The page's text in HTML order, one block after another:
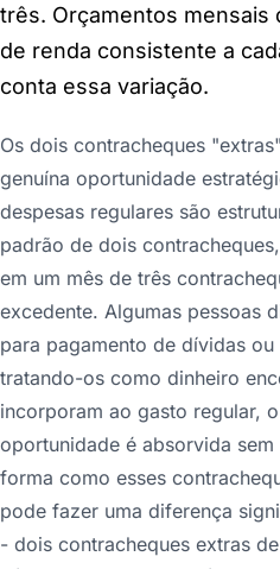
três. Orçamentos mensais
de renda consistente a
conta essa variação.
Os dois contracheques
genuína oportunidade
despesas regulares são
padrão de dois
em um mês de três
excedente. Algumas pessoas
para pagamento de dívidas
tratando-os como dinheiro
incorporam ao gasto regular,
oportunidade é absorvida
forma como esses
pode fazer uma diferença
- dois contracheques extras